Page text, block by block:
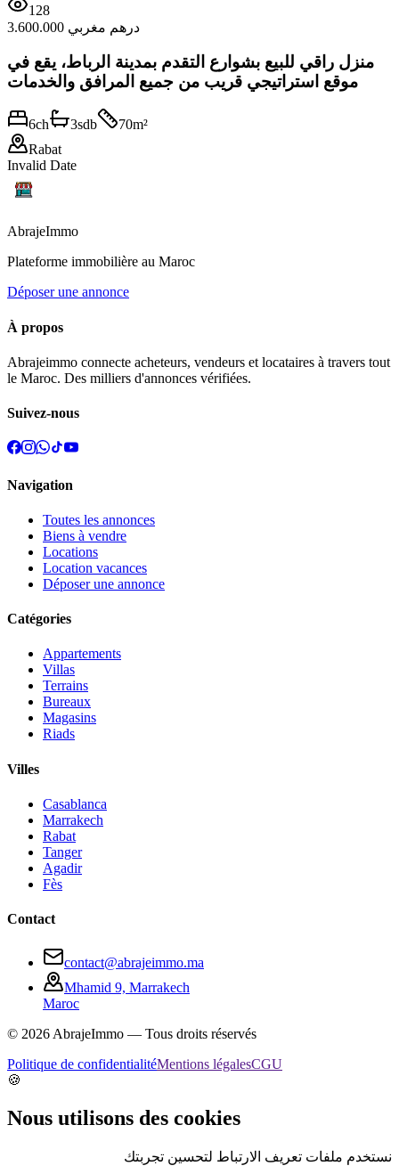
128
3.600.000 درهم مغربي
منزل راقي للبيع بشوارع التقدم بمدينة الرباط، يقع في
موقع استراتيجي قريب من جميع المرافق والخدمات
6ch 3sdb 70m²
Rabat
Invalid Date
AbrajeImmo
Plateforme immobilière au Maroc
Déposer une annonce
À propos
Abrajeimmo connecte acheteurs, vendeurs et locataires à travers tout
le Maroc. Des milliers d'annonces vérifiées.
Suivez-nous
Navigation
Toutes les annonces
Biens à vendre
Locations
Location vacances
Déposer une annonce
Catégories
Appartements
Villas
Terrains
Bureaux
Magasins
Riads
Villes
Casablanca
Marrakech
Rabat
Tanger
Agadir
Fès
Contact
contact@abrajeimmo.ma
Mhamid 9, Marrakech
Maroc
© 2026AbrajeImmo — Tous droits réservés
Politique de confidentialitéMentions légalesCGU
🍪
Nous utilisons des cookies
نستخدم ملفات تعريف الارتباط لتحسين تجربتك